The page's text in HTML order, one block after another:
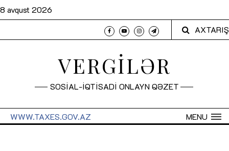
8 avqust 2026
AXTARIŞ
VERGİLƏR
SOSİAL-İQTİSADİ ONLAYN QƏZET
MENU
WWW.TAXES.GOV.AZ